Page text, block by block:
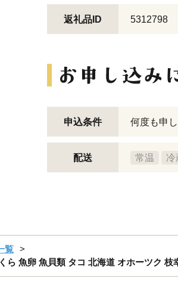
返礼品ID 5312798
申込条件 何度も申
配送 常温 冷
覧
魚卵 魚貝類 タコ 北海道 オホーツク 枝